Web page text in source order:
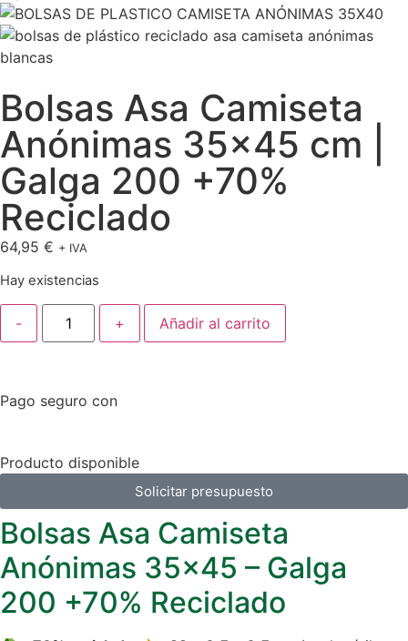
Bolsas Asa Camiseta
Anónimas 35×45 cm |
Galga 200 +70%
Reciclado
64,95 € + IVA
Hay existencias
- + Añadir al carrito
Pago seguro con
Producto disponible
Solicitar presupuesto
Bolsas Asa Camiseta
Anónimas 35×45 – Galga
200 +70% Reciclado